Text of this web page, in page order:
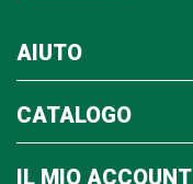
AIUTO
CATALOGO
IL MIO ACCOUNT